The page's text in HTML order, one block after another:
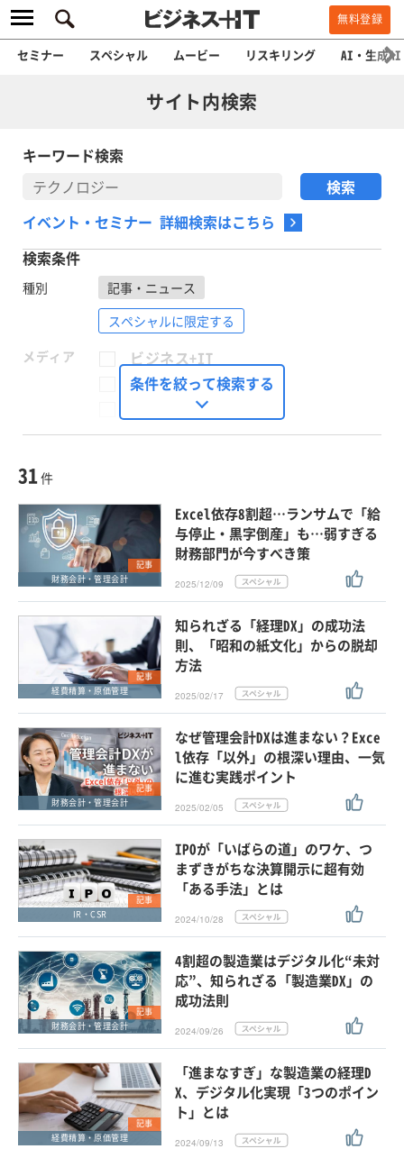
無料登録
セミナー スペシャル ムービー リスキリング AI・生成AI
サイト内検索
キーワード検索
イベント・セミナー 詳細検索はこちら
検索条件
種別
記事・ニュース
スペシャルに限定する
メディア
ビジネス+IT
FinTech Journal
Seizo Trend
外部ニュース
スペシャルに限定する
タグ
クリア この条件で検索する
条件を絞って検索する
31件
記事
財務会計・管理会計
Excel依存8割超…ランサムで「給
与停止・黒字倒産」も…弱すぎる
財務部門が今すべき策
2025/12/09
記事
経費精算・原価管理
知られざる「経理DX」の成功法
則、「昭和の紙文化」からの脱却
方法
2025/02/17
記事
財務会計・管理会計
なぜ管理会計DXは進まない？Exce
l依存「以外」の根深い理由、一気
に進む実践ポイント
2025/02/05
記事
IR・CSR
IPOが「いばらの道」のワケ、つ
まずきがちな決算開示に超有効
「ある手法」とは
2024/10/28
記事
財務会計・管理会計
4割超の製造業はデジタル化“未対
応”、知られざる「製造業DX」の
成功法則
2024/09/26
記事
経費精算・原価管理
「進まなすぎ」な製造業の経理D
X、デジタル化実現「3つのポイン
ト」とは
2024/09/13